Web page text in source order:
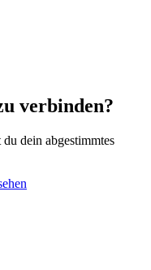
verbinden?
dein abgestimmtes